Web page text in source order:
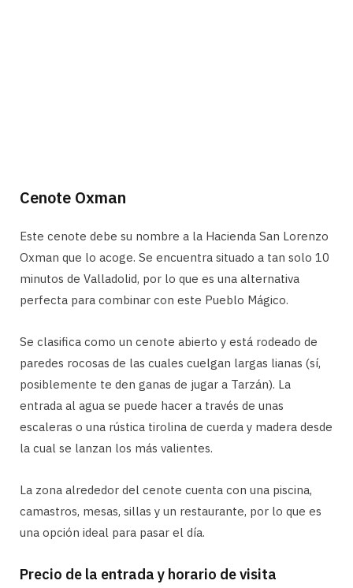
Cenote Oxman
Este cenote debe su nombre a la Hacienda San Lorenzo
Oxman que lo acoge. Se encuentra situado a tan solo 10
minutos de Valladolid, por lo que es una alternativa
perfecta para combinar con este Pueblo Mágico.
Se clasifica como un cenote abierto y está rodeado de
paredes rocosas de las cuales cuelgan largas lianas (sí,
posiblemente te den ganas de jugar a Tarzán). La
entrada al agua se puede hacer a través de unas
escaleras o una rústica tirolina de cuerda y madera desde
la cual se lanzan los más valientes.
La zona alrededor del cenote cuenta con una piscina,
camastros, mesas, sillas y un restaurante, por lo que es
una opción ideal para pasar el día.
Precio de la entrada y horario de visita